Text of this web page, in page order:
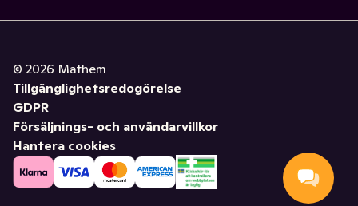
© 2026 Mathem
Tillgänglighetsredogörelse
GDPR
Försäljnings- och användarvillkor
Hantera cookies